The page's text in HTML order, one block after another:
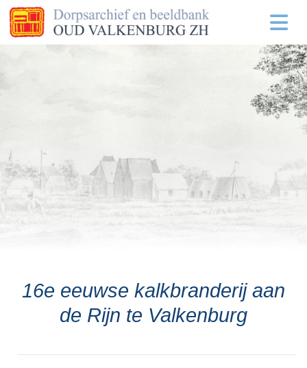
16e eeuwse kalkbranderij aan
de Rijn te Valkenburg